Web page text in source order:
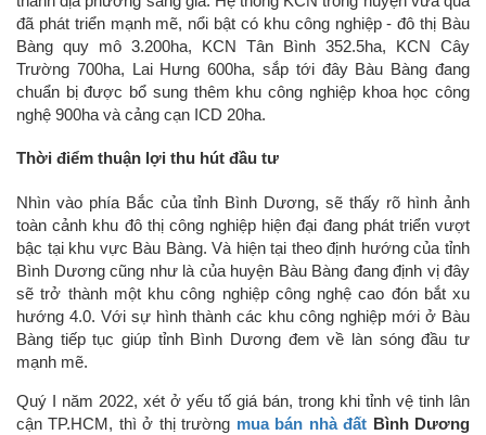
đã phát triển mạnh mẽ, nổi bật có khu công nghiệp - đô thị Bàu
Bàng quy mô 3.200ha, KCN Tân Bình 352.5ha, KCN Cây
Trường 700ha, Lai Hưng 600ha, sắp tới đây Bàu Bàng đang
chuẩn bị được bổ sung thêm khu công nghiệp khoa học công
nghệ 900ha và cảng cạn ICD 20ha.
Thời điểm thuận lợi thu hút đầu tư
Nhìn vào phía Bắc của tỉnh Bình Dương, sẽ thấy rõ hình ảnh
toàn cảnh khu đô thị công nghiệp hiện đại đang phát triển vượt
bậc tại khu vực Bàu Bàng. Và hiện tại theo định hướng của tỉnh
Bình Dương cũng như là của huyện Bàu Bàng đang định vị đây
sẽ trở thành một khu công nghiệp công nghệ cao đón bắt xu
hướng 4.0. Với sự hình thành các khu công nghiệp mới ở Bàu
Bàng tiếp tục giúp tỉnh Bình Dương đem về làn sóng đầu tư
mạnh mẽ.
Quý I năm 2022, xét ở yếu tố giá bán, trong khi tỉnh vệ tinh lân
cận TP.HCM, thì ở thị trường mua bán nhà đất Bình Dương